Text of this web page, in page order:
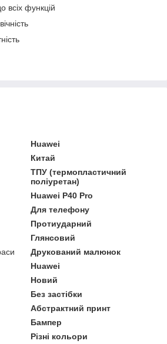
всіх функцій
Huawei
Китай
ТПУ (термопластичний
поліуретан)
Huawei P40 Pro
Для телефону
Протиударний
Глянсовий
Друкований малюнок
Huawei
Новий
Без застібки
Абстрактний принт
Бампер
Різні кольори